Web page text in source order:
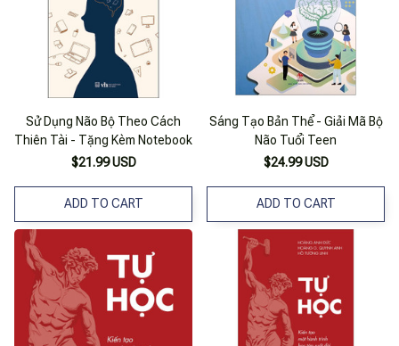
Sử Dụng Não Bộ Theo Cách
Thiên Tài - Tặng Kèm Notebook
$21.99 USD
ADD TO CART
Sáng Tạo Bản Thể - Giải Mã Bộ
Não Tuổi Teen
$24.99 USD
ADD TO CART